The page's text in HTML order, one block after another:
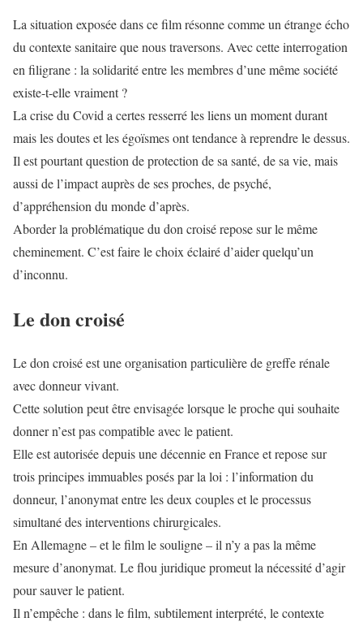
La situation exposée dans ce film résonne comme un étrange écho
du contexte sanitaire que nous traversons. Avec cette interrogation
en filigrane : la solidarité entre les membres d’une même société
existe-t-elle vraiment ?
La crise du Covid a certes resserré les liens un moment durant
mais les doutes et les égoïsmes ont tendance à reprendre le dessus.
Il est pourtant question de protection de sa santé, de sa vie, mais
aussi de l’impact auprès de ses proches, de psyché,
d’appréhension du monde d’après.
Aborder la problématique du don croisé repose sur le même
cheminement. C’est faire le choix éclairé d’aider quelqu’un
d’inconnu.
Le don croisé
Le don croisé est une organisation particulière de greffe rénale
avec donneur vivant.
Cette solution peut être envisagée lorsque le proche qui souhaite
donner n’est pas compatible avec le patient.
Elle est autorisée depuis une décennie en France et repose sur
trois principes immuables posés par la loi : l’information du
donneur, l’anonymat entre les deux couples et le processus
simultané des interventions chirurgicales.
En Allemagne – et le film le souligne – il n’y a pas la même
mesure d’anonymat. Le flou juridique promeut la nécessité d’agir
pour sauver le patient.
Il n’empêche : dans le film, subtilement interprété, le contexte